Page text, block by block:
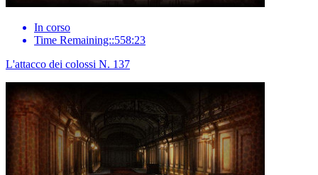
In corso
Time Remaining::558:23
L'attacco dei colossi N. 137